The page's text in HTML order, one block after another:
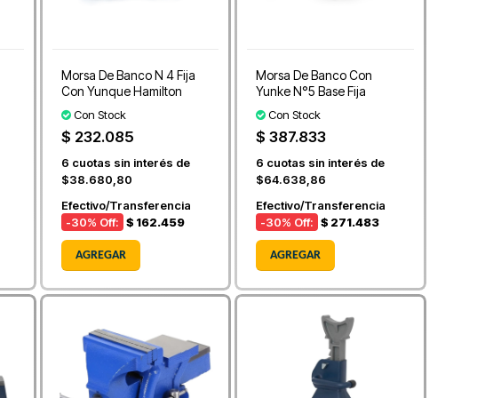
Morsa De Banco N 4 Fija
Con Yunque Hamilton
Con Stock
$ 232.085
6 cuotas sin interés de
$38.680,80
Efectivo/Transferencia
-30% Off: $ 162.459
AGREGAR
Morsa De Banco Con
Yunke N°5 Base Fija
Con Stock
$ 387.833
6 cuotas sin interés de
$64.638,86
Efectivo/Transferencia
-30% Off: $ 271.483
AGREGAR